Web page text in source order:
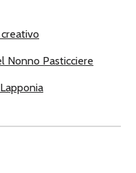
Nonno Pasticciere